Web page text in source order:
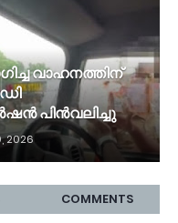
വാഹനത്തിന്
പിൻവലിച്ചു
2026
COMMENTS